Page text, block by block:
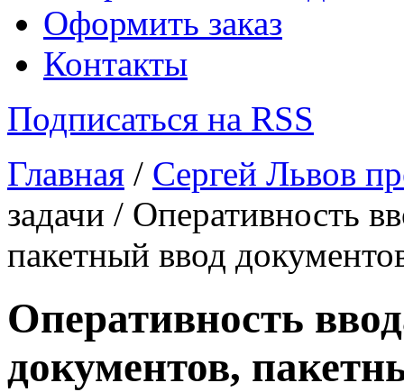
Оформить заказ
Контакты
Подписаться на RSS
Главная / Сергей Львов
задачи / Оперативность
пакетный ввод
Оперативность
документов,